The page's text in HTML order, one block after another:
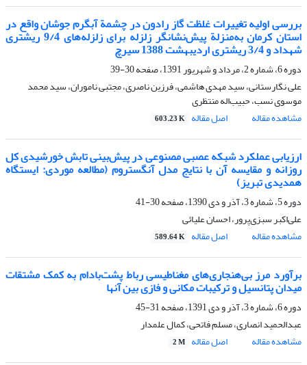
بررسی اولیه تغییرات غلظت گاز رادون در چشمة آبگرم جوشان واقع در
استان کرمان به‌منزلة پیش‌نشانگر زلزله برای زلزله‌های 9/4 ریشتری
شهداد و 3/4 ریشتری اردیبهشت 1388 سیرچ
دوره 6، شماره 2، مرداد و شهریور 1391، صفحه
30-39
علی نگارستانی، سید مهدی هاشمی، فرزین ناصری، مجتبی ناموران، سید محمد
موسوی نسب، حبیب‌‌اله منتظری
مشاهده مقاله
اصل مقاله 603.23 K
ارزیابی عملکرد شبکه عصبی مصنوعی در پیش‌بینی تابش خورشیدی کل
روزانه و مقایسه آن با نتایج مدل آنگستروم (مطالعه موردی: ایستگاه
همدیدی تبریز)
دوره 5، شماره 3، آذر و دی 1390، صفحه
30-41
علی‌‌اکبر سبزی‌‌پرور، احسان علیائی
مشاهده مقاله
اصل مقاله 589.64 K
برآورد مرز بی‌هنجاری‌های مغناطیسی رباط پشت‌‌بادام به کمک مشتقات
میدان پتانسیل و ترکیبات مکانی و فازی بین آنها
دوره 6، شماره 3، آذر و دی 1391، صفحه
31-45
عبدالحمید انصاری، مسلم فاتحی، کمال علمدار
مشاهده مقاله
اصل مقاله 2 M